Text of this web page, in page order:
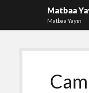
Matbaa
Matbaa Yayın